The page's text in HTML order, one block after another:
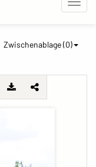
Zwischenablage (0)